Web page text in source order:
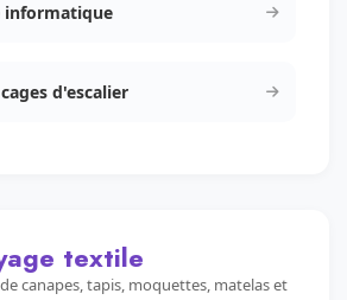
informatique
d'escalier
textile
canapes, tapis, moquettes, matelas et